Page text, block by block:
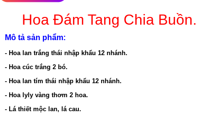
Hoa Đám Tang Chia Buồn.
Mô tả sản phẩm:
- Hoa lan trắng thái nhập khẩu 12 nhánh.
- Hoa cúc trắng 2 bó.
- Hoa lan tím thái nhập khẩu 12 nhánh.
- Hoa lyly vàng thơm 2 hoa.
- Lá thiết mộc lan, lá cau.